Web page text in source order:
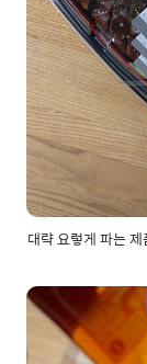
대략 요렇게 파는